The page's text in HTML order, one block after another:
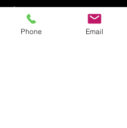
À propos de
Rock & Pop songs
Phone Email